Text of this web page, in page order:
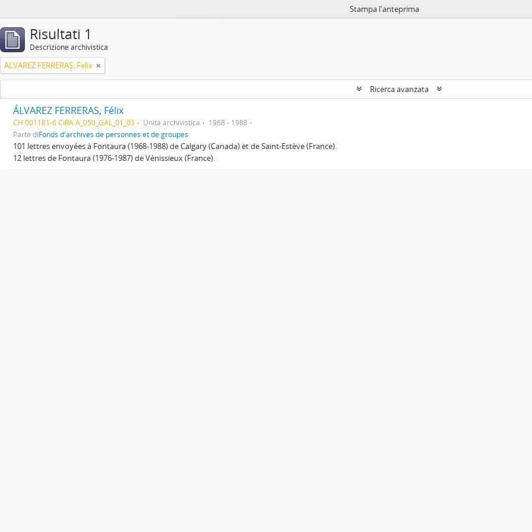
Stampa l'anteprima
Risultati 1
Descrizione archivistica
ALVAREZ FERRERAS, Felix
Ricerca avanzata
ÁLVAREZ FERRERAS, Félix
CH 001181-6 CIRA A_050_GAL_01_03 Unità archivistica
1968 - 1988
Parte diFonds d'archives de personnes et de groupes
101 lettres envoyées à Fontaura (1968-1988) de Calgary (Canada) et de Saint-Estève (France).
12 lettres de Fontaura (1976-1987) de Vénissieux (France).